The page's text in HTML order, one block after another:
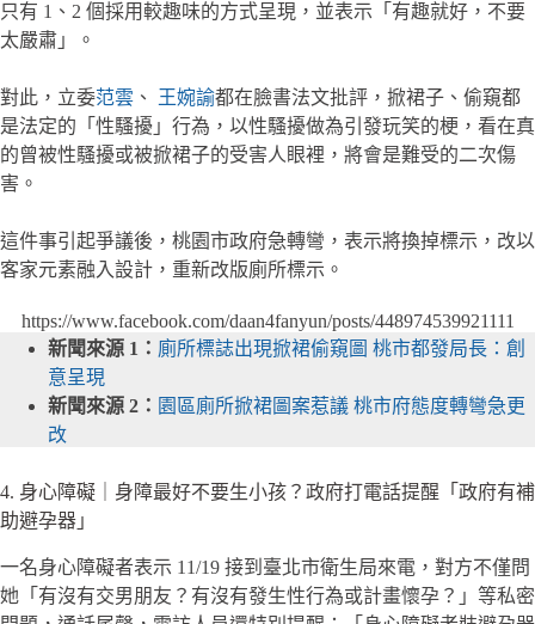
只有 1、2 個採用較趣味的方式呈現，並表示「有趣就好，不要
太嚴肅」。
對此，立委范雲 、 王婉諭都在臉書法文批評，掀裙子、偷窺都
是法定的「性騷擾」行為，以性騷擾做為引發玩笑的梗，看在真
的曾被性騷擾或被掀裙子的受害人眼裡，將會是難受的二次傷
害。
這件事引起爭議後，桃園市政府急轉彎，表示將換掉標示，改以
客家元素融入設計，重新改版廁所標示。
https://www.facebook.com/daan4fanyun/posts/448974539921111
新聞來源 1： 廁所標誌出現掀裙偷窺圖 桃市都發局長：創
意呈現
新聞來源 2： 園區廁所掀裙圖案惹議 桃市府態度轉彎急更
改
4. 身心障礙｜身障最好不要生小孩？政府打電話提醒「政府有補
助避孕器」
一名身心障礙者表示 11/19 接到臺北市衛生局來電，對方不僅問
她「​​有沒有交男朋友？有沒有發生性行為或計畫懷孕？」等私密